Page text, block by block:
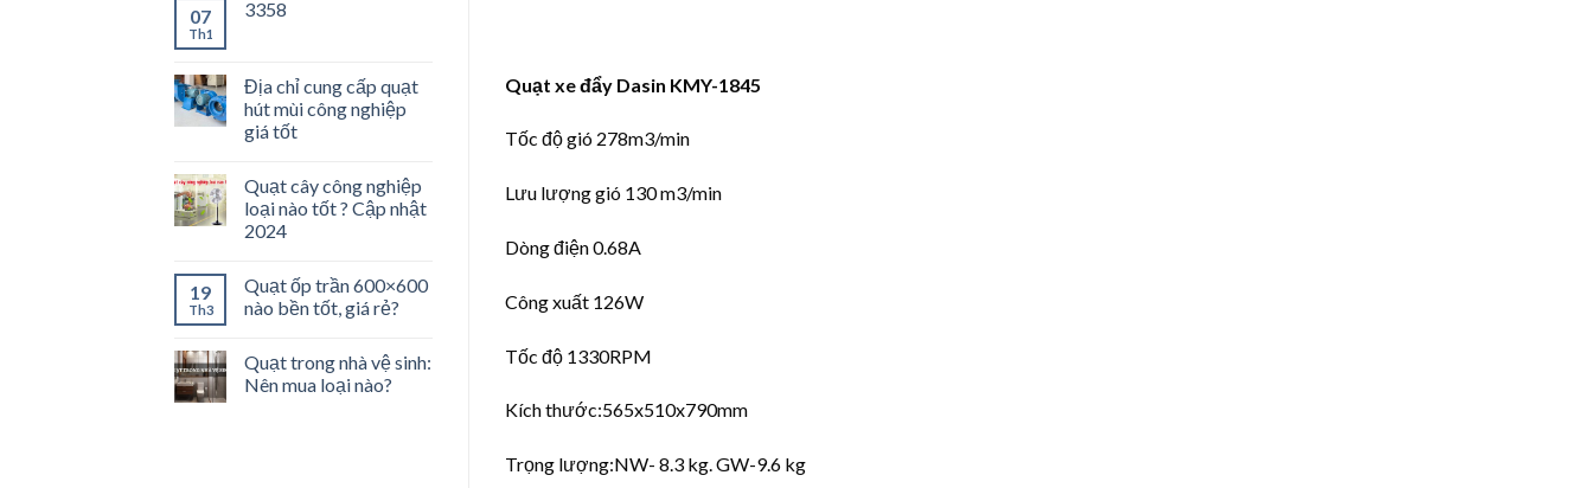
07
Th1
3358
Địa chỉ cung cấp quạt
hút mùi công nghiệp
giá tốt
Quạt cây công nghiệp
loại nào tốt ? Cập nhật
2024
19
Th3
Quạt ốp trần 600×600
nào bền tốt, giá rẻ?
Quạt trong nhà vệ sinh:
Nên mua loại nào?
Quạt xe đẩy Dasin KMY-1845
Tốc độ gió 278m3/min
Lưu lượng gió 130 m3/min
Dòng điện 0.68A
Công xuất 126W
Tốc độ 1330RPM
Kích thước:565x510x790mm
Trọng lượng:NW- 8.3 kg. GW-9.6 kg